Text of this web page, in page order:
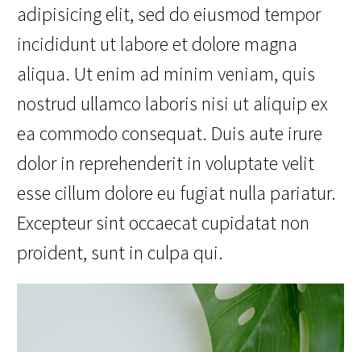
adipisicing elit, sed do eiusmod tempor
incididunt ut labore et dolore magna
aliqua. Ut enim ad minim veniam, quis
nostrud ullamco laboris nisi ut aliquip ex
ea commodo consequat. Duis aute irure
dolor in reprehenderit in voluptate velit
esse cillum dolore eu fugiat nulla pariatur.
Excepteur sint occaecat cupidatat non
proident, sunt in culpa qui.